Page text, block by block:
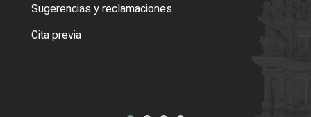
Sugerencias y reclamaciones
Cita previa